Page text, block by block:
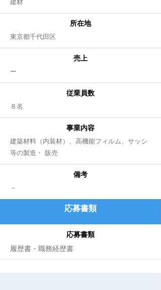
所在地
東京都千代田区
売上
​ー
従業員数
８名
事業内容
建築材料（内装材）、高機能フィルム、サッシ
等の製造・ 販売
備考
​－
応募書類
応募書類
履歴書・職務経歴書